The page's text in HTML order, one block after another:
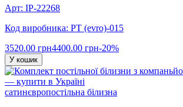
Арт: IP-22268
Код виробника: PT (evro)-015
3520.00 грн4400.00 грн-20%
У кошик
сатинєвропостільна білизна